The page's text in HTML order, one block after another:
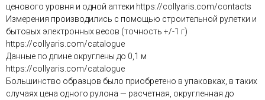
ценового уровня и одной аптеки https://collyaris.com/contacts
Измерения производились с помощью строительной рулетки и
бытовых электронных весов (точность +/-1 г)
https://collyaris.com/catalogue
Данные по длине округлены до 0,1 м
https://collyaris.com/catalogue
Большинство образцов было приобретено в упаковках, в таких
случаях цена одного рулона — расчетная, округленная до